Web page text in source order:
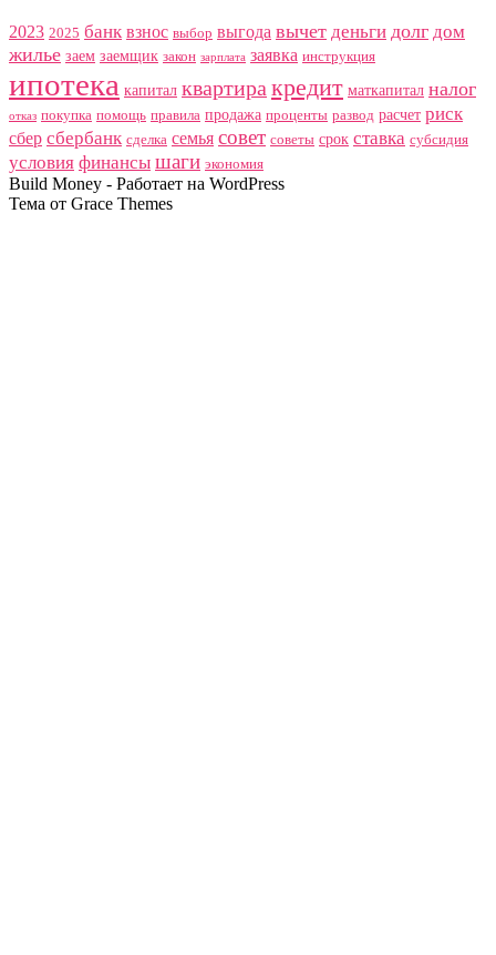
2023 2025 банк взнос выбор выгода вычет деньги долг дом
жилье заем заемщик закон зарплата заявка инструкция
ипотека капитал квартира кредит маткапитал налог
отказ покупка помощь правила продажа проценты развод расчет риск
сбер сбербанк сделка семья совет советы срок ставка субсидия
условия финансы шаги экономия
Build Money - Работает на WordPress
Тема от Grace Themes